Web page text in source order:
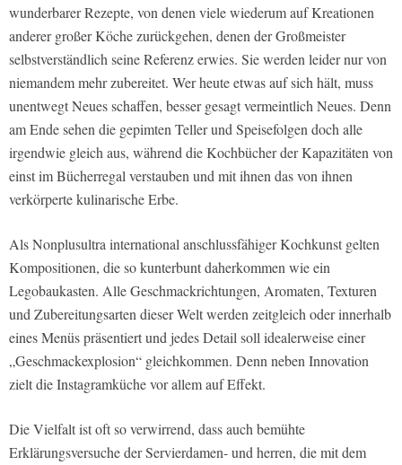
wunderbarer Rezepte, von denen viele wiederum auf Kreationen
anderer großer Köche zurückgehen, denen der Großmeister
selbstverständlich seine Referenz erwies. Sie werden leider nur von
niemandem mehr zubereitet. Wer heute etwas auf sich hält, muss
unentwegt Neues schaffen, besser gesagt vermeintlich Neues. Denn
am Ende sehen die gepimten Teller und Speisefolgen doch alle
irgendwie gleich aus, während die Kochbücher der Kapazitäten von
einst im Bücherregal verstauben und mit ihnen das von ihnen
verkörperte kulinarische Erbe.
Als Nonplusultra international anschlussfähiger Kochkunst gelten
Kompositionen, die so kunterbunt daherkommen wie ein
Legobaukasten. Alle Geschmackrichtungen, Aromaten, Texturen
und Zubereitungsarten dieser Welt werden zeitgleich oder innerhalb
eines Menüs präsentiert und jedes Detail soll idealerweise einer
„Geschmackexplosion“ gleichkommen. Denn neben Innovation
zielt die Instagramküche vor allem auf Effekt.
Die Vielfalt ist oft so verwirrend, dass auch bemühte
Erklärungsversuche der Servierdamen- und herren, die mit dem